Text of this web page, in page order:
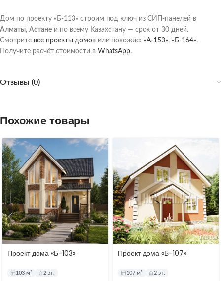
Дом по проекту «Б-113» строим под ключ из СИП-панелей в
Алматы, Астане и по всему Казахстану — срок от 30 дней.
Смотрите все проекты домов или похожие: «А-153», «Б-164».
Получите расчёт стоимости в WhatsApp.
Отзывы (0)
Похожие товары
Проект дома «Б-103»
103 м² 2 эт.
Проект дома «Б-107»
107 м² 2 эт.